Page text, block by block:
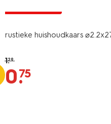
rustieke huishoudkaars
1.29
0.
75